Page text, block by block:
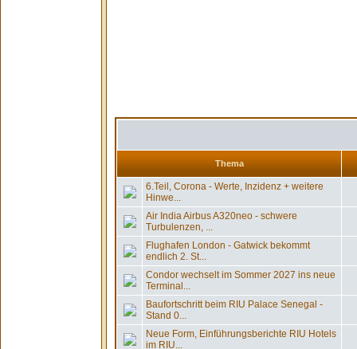
Thema
6.Teil, Corona - Werte, Inzidenz + weitere
Hinwe...
Air India Airbus A320neo - schwere
Turbulenzen, ...
Flughafen London - Gatwick bekommt
endlich 2. St...
Condor wechselt im Sommer 2027 ins neue
Terminal...
Baufortschritt beim RIU Palace Senegal -
Stand 0...
Neue Form, Einführungsberichte RIU Hotels
im RIU...